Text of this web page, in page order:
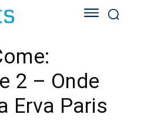
2 – Onde
Erva Paris